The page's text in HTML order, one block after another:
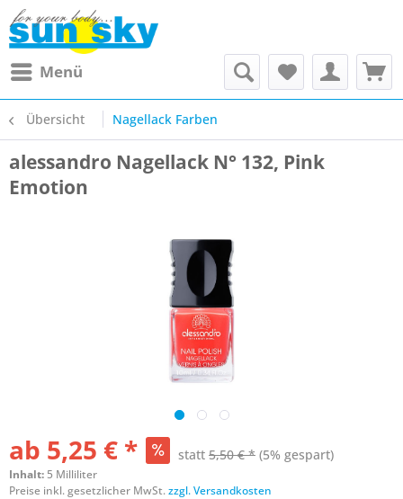
Menü
Übersicht Nagellack Farben
alessandro Nagellack N° 132, Pink
Emotion
ab 5,25 € * statt 5,50 € * (5% gespart)
Inhalt: 5 Milliliter
Preise inkl. gesetzlicher MwSt.zzgl. Versandkosten